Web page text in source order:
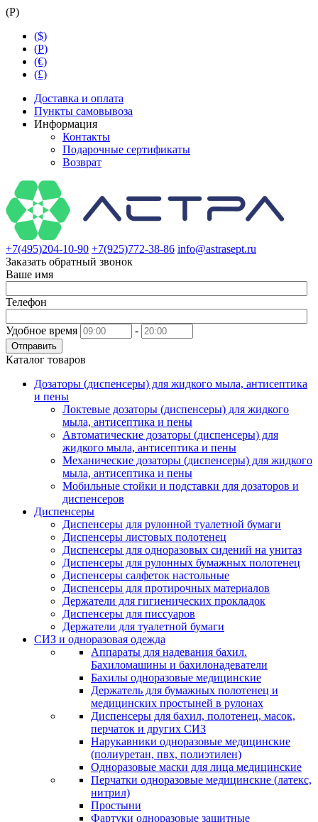
(Р)
($)
(Р)
(€)
(£)
Доставка и оплата
Пункты самовывоза
Информация
Контакты
Подарочные сертификаты
Возврат
+7(495)204-10-90 +7(925)772-38-86 info@astrasept.ru
Заказать обратный звонок
Ваше имя
Телефон
Удобное время -
Отправить
Каталог товаров
Дозаторы (диспенсеры) для жидкого мыла, антисептика
и пены
Локтевые дозаторы (диспенсеры) для жидкого
мыла, антисептика и пены
Автоматические дозаторы (диспенсеры) для
жидкого мыла, антисептика и пены
Механические дозаторы (диспенсеры) для жидкого
мыла, антисептика и пены
Мобильные стойки и подставки для дозаторов и
диспенсеров
Диспенсеры
Диспенсеры для рулонной туалетной бумаги
Диспенсеры листовых полотенец
Диспенсеры для одноразовых сидений на унитаз
Диспенсеры для рулонных бумажных полотенец
Диспенсеры салфеток настольные
Диспенсеры для протирочных материалов
Держатели для гигиенических прокладок
Диспенсеры для писсуаров
Держатели для туалетной бумаги
СИЗ и одноразовая одежда
Аппараты для надевания бахил.
Бахиломашины и бахилонадеватели
Бахилы одноразовые медицинские
Держатель для бумажных полотенец и
медицинских простыней в рулонах
Диспенсеры для бахил, полотенец, масок,
перчаток и других СИЗ
Нарукавники одноразовые медицинские
(полиуретан, пвх, полиэтилен)
Одноразовые маски для лица медицинские
Перчатки одноразовые медицинские (латекс,
нитрил)
Простыни
Фартуки одноразовые защитные